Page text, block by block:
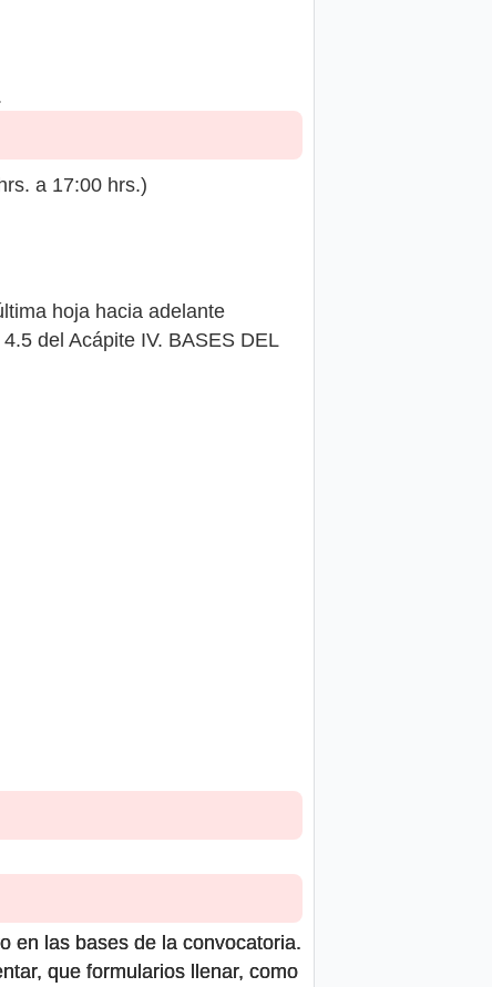
a 17:00 hrs.)
hoja hacia adelante
del Acápite IV. BASES DEL
en las bases de la convocatoria.
que formularios llenar, como